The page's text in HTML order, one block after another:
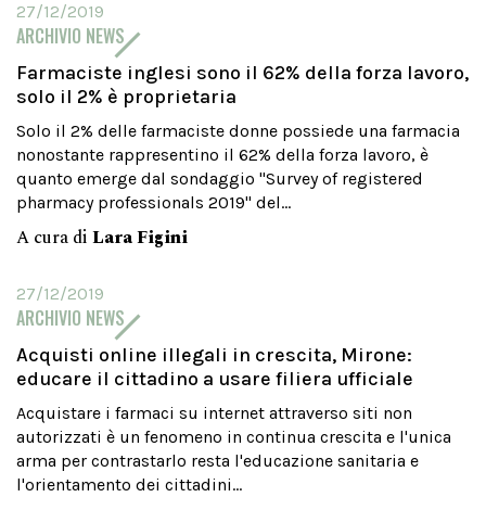
27/12/2019
ARCHIVIO NEWS
Farmaciste inglesi sono il 62% della forza lavoro,
solo il 2% è proprietaria
Solo il 2% delle farmaciste donne possiede una farmacia
nonostante rappresentino il 62% della forza lavoro, è
quanto emerge dal sondaggio "Survey of registered
pharmacy professionals 2019" del...
A cura di Lara Figini
27/12/2019
ARCHIVIO NEWS
Acquisti online illegali in crescita, Mirone:
educare il cittadino a usare filiera ufficiale
Acquistare i farmaci su internet attraverso siti non
autorizzati è un fenomeno in continua crescita e l'unica
arma per contrastarlo resta l'educazione sanitaria e
l'orientamento dei cittadini...